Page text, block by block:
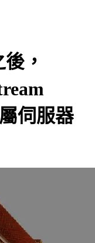
，
伺服器